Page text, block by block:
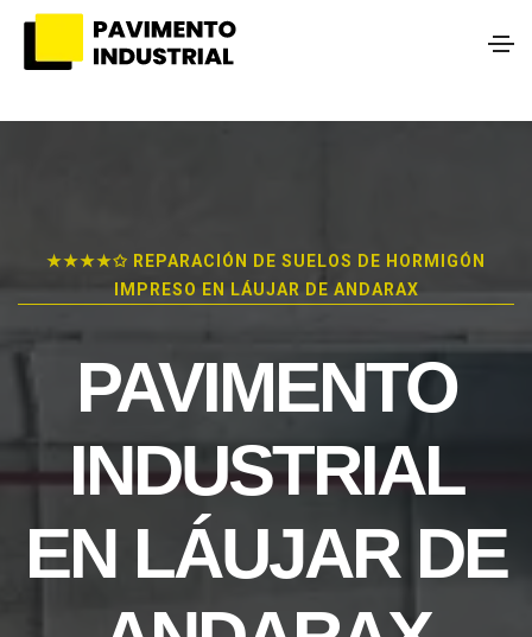
★★★★✩ REPARACIÓN DE SUELOS DE HORMIGÓN
IMPRESO EN LÁUJAR DE ANDARAX
PAVIMENTO
INDUSTRIAL
EN LÁUJAR DE